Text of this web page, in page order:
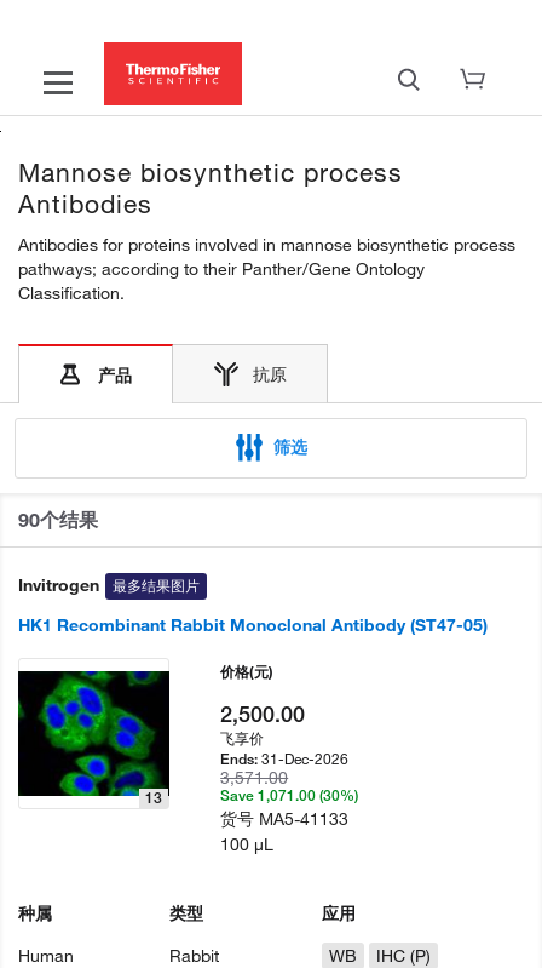
Mannose biosynthetic process
Antibodies
Antibodies for proteins involved in mannose biosynthetic process
pathways; according to their Panther/Gene Ontology
Classification.
产品 抗原
筛选
90个结果
Invitrogen 最多结果图片
HK1 Recombinant Rabbit Monoclonal Antibody (ST47-05)
13
种属
Human
类型
Rabbit
应用
WB
IHC (P)
价格(元)
2,500.00
飞享价
Ends:31-Dec-2026
3,571.00
Save 1,071.00 (30%)
货号 MA5-41133
100 µL